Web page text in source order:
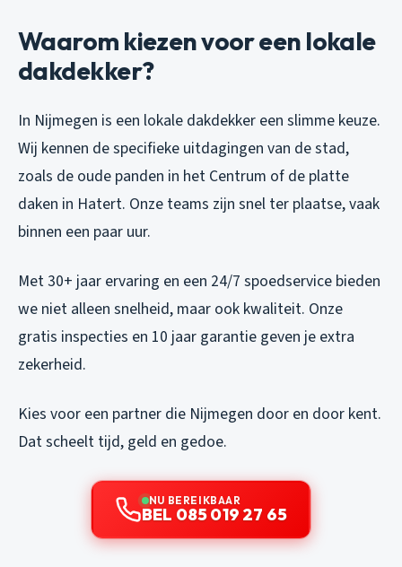
Waarom kiezen voor een lokale
dakdekker?
In Nijmegen is een lokale dakdekker een slimme keuze.
Wij kennen de specifieke uitdagingen van de stad,
zoals de oude panden in het Centrum of de platte
daken in Hatert. Onze teams zijn snel ter plaatse, vaak
binnen een paar uur.
Met 30+ jaar ervaring en een 24/7 spoedservice bieden
we niet alleen snelheid, maar ook kwaliteit. Onze
gratis inspecties en 10 jaar garantie geven je extra
zekerheid.
Kies voor een partner die Nijmegen door en door kent.
Dat scheelt tijd, geld en gedoe.
NU BEREIKBAAR
BEL 085 019 27 65